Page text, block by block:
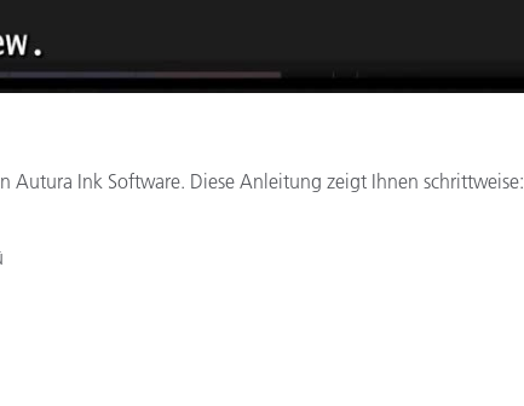
Autura Ink Software. Diese Anleitung zeigt Ihnen schrittweise: